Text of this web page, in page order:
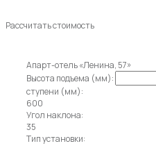
Рассчитать стоимость
Апарт-отель «Ленина, 57»
Высота подъема (мм):
ступени (мм):
600
Угол наклона:
35
Тип установки: